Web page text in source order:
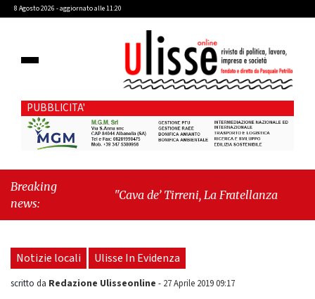
8 Agosto 2026 - aggiornato alle 11:20
PUBBLICITA'
Breaking
news:
"Cava de’ Tirreni, La Fratellanza sull'ultima
sconfitto l’impero di cemento"
Notizie locali Ulisse In Evidenza
scritto da Redazione Ulisseonline - 27 Aprile 2019 09:17